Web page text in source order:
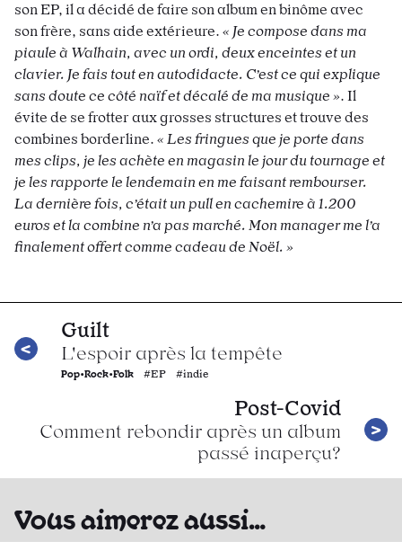
son EP, il a décidé de faire son album en binôme avec
son frère, sans aide extérieure. « Je compose dans ma
piaule à Walhain, avec un ordi, deux enceintes et un
clavier. Je fais tout en autodidacte. C’est ce qui explique
sans doute ce côté naïf et décalé de ma musique ». Il
évite de se frotter aux grosses structures et trouve des
combines borderline. « Les fringues que je porte dans
mes clips, je les achète en magasin le jour du tournage et
je les rapporte le lendemain en me faisant rembourser.
La dernière fois, c’était un pull en cachemire à 1.200
euros et la combine n’a pas marché. Mon manager me l’a
finalement offert comme cadeau de Noël. »
Guilt
L'espoir après la tempête
Pop•Rock•Folk #EP #indie
Post-Covid
Comment rebondir après un album
passé inaperçu?
Vous aimerez aussi…